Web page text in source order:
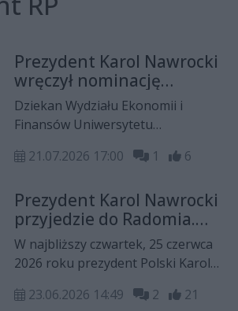
Prezydent Karol Nawrocki
wręczył nominację
profesorską dla prof. dr.
hab. Piotra Misztala
Dziekan Wydziału Ekonomii i
Finansów Uniwersytetu
Misztal odebrał oficjalny akt
profesora nauk społecznych w
dyscyplinie ekonomii i finansów z
rąk prezydenta Rzeczypospolitej
Polskiej.
21.07.2026 17:00 1 6
Prezydent Karol Nawrocki
przyjedzie do Radomia.
Głowa państwa weźmie
udział w obchodach 50.
rocznicy Czerwca '76
W najbliższy czwartek, 25 czerwca
2026 roku prezydent Polski Karol
gdzie weźmie udział w głównych
23.06.2026 14:49 2 21